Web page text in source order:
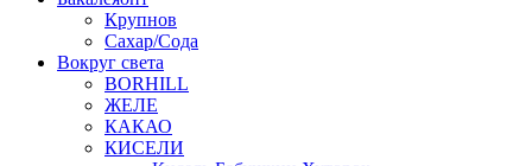
Крупнов
Сахар/Сода
Вокруг света
BORHILL
ЖЕЛЕ
КАКАО
КИСЕЛИ